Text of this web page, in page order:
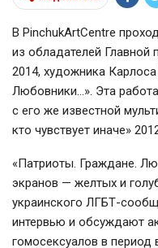
В PinchukArtCentre
из обладателей Главной
2014, художника
Любовники…». Эта
с его же известной
кто чувствует иначе»
«Патриоты. Граждане.
экранов — желтых и
украинского ЛГБТ-
интервью и обсуждают
гомосексуалов в период